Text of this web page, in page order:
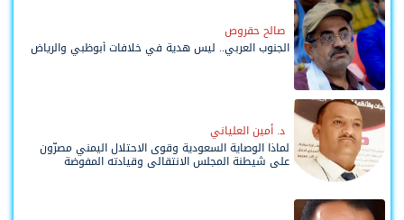
صالح حقروص
الجنوب العربي.. ليس هدية في خلافات أبوظبي والرياض
د. أمين العلياني
لماذا الوصاية السعودية وقوى الاحتلال اليمني مصرّون
على شيطنة المجلس الانتقالي وقيادته المفوضة